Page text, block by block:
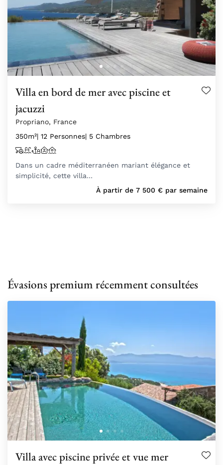
Villa en bord de mer avec piscine et
jacuzzi
Propriano, France
350m²| 12 Personnes| 5 Chambres
Dans un cadre méditerranéen mariant élégance et
simplicité, cette villa…
À partir de 7 500 € par semaine
Évasions premium récemment consultées
Villa avec piscine privée et vue mer